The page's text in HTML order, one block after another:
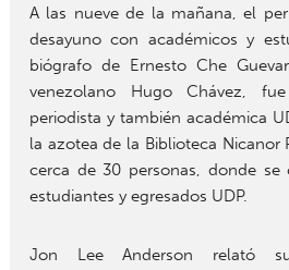
A las nueve de la mañana, el
desayuno con académicos y
biógrafo de Ernesto Che
venezolano Hugo Chávez,
periodista y también académica
la azotea de la Biblioteca Nicanor
cerca de 30 personas, donde se
estudiantes y egresados UDP.
Jon Lee Anderson relató